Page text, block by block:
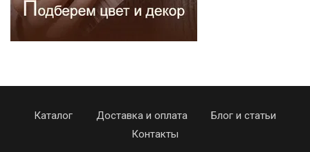
Каталог Доставка и оплата
Блог и статьи
Контакты